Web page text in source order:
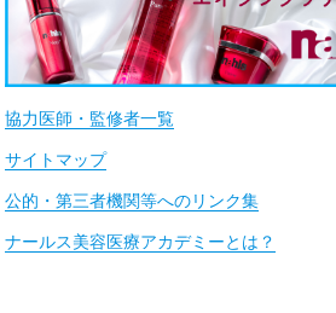
協力医師・監修者一覧
サイトマップ
公的・第三者機関等へのリンク集
ナールス美容医療アカデミーとは？